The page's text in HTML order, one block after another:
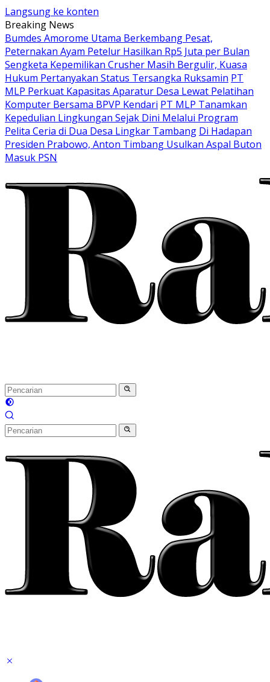
Langsung ke konten
Breaking News
Bumdes Amorome Utama Berkembang Pesat,
Peternakan Ayam Petelur Hasilkan Rp5 Juta per Bulan
Sengketa Kepemilikan Crusher Masih Bergulir, Kuasa
Hukum Pertanyakan Status Tersangka Ruksamin PT
MLP Perkuat Kapasitas Aparatur Desa Lewat Pelatihan
Komputer Bersama BPVP Kendari PT MLP Tanamkan
Kepedulian Lingkungan Sejak Dini Melalui Program
Pelita Ceria di Dua Desa Lingkar Tambang Di Hadapan
Presiden Prabowo, Anton Timbang Usulkan Aspal Buton
Masuk PSN